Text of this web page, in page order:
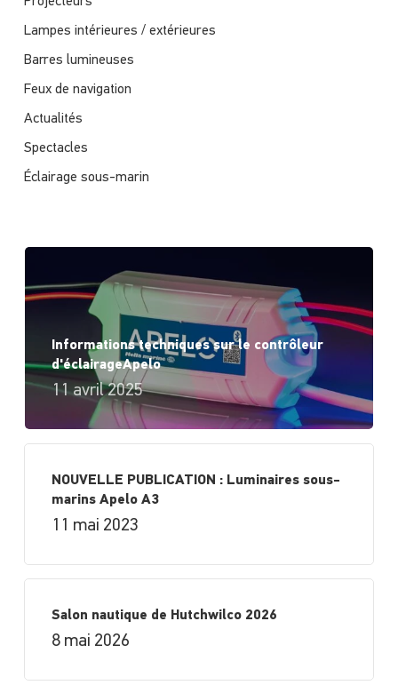
Lampes intérieures / extérieures
Barres lumineuses
Feux de navigation
Actualités
Spectacles
Éclairage sous-marin
Informations techniques sur le contrôleur
d'éclairageApelo
11 avril 2025
NOUVELLE PUBLICATION : Luminaires sous-
marins Apelo A3
11 mai 2023
Salon nautique de Hutchwilco 2026
8 mai 2026